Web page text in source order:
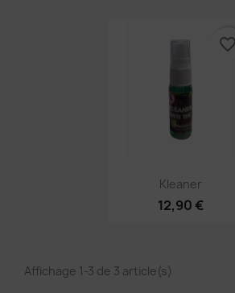
Aperçu rapide
Kleaner
12,90 €
favorite_border
Affichage 1-3 de 3 article(s)